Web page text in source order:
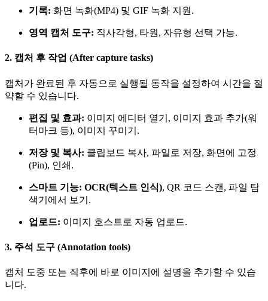
기록: 화면 녹화(MP4) 및 GIF 녹화 지원.
영역 캡처 도구: 직사각형, 타원, 자유형 선택 가능.
2. 캡처 후 작업 (After capture tasks)
캡처가 완료된 후 자동으로 실행될 동작을 설정하여 시간을 절
약할 수 있습니다.
편집 및 효과: 이미지 에디터 열기, 이미지 효과 추가(워
터마크 등), 이미지 꾸미기.
저장 및 복사: 클립보드 복사, 파일로 저장, 화면에 고정
(Pin), 인쇄.
스마트 기능: OCR(텍스트 인식), QR 코드 스캔, 파일 탐
색기에서 보기.
업로드: 이미지 호스트로 자동 업로드.
3. 주석 도구 (Annotation tools)
캡처 도중 또는 직후에 바로 이미지에 설명을 추가할 수 있습
니다.